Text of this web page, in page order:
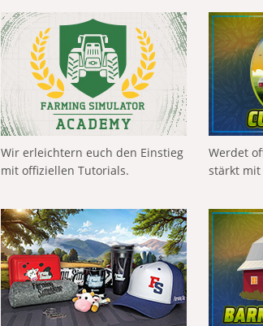
Wir erleichtern euch den Einstieg
mit offiziellen Tutorials.
Werdet
stärkt mit